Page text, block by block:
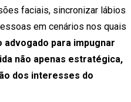
faciais, sincronizar lábios
em cenários nos quais
advogado para impugnar
não apenas estratégica,
dos interesses do